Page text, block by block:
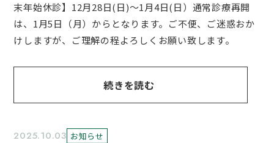
末年始休診】12月28日(日)～1月4日(日）通常診療再開
は、1月5日（月）からとなります。ご不便、ご迷惑おか
けしますが、ご理解の程よろしくお願い致します。
続きを読む
2025.10.03 お知らせ